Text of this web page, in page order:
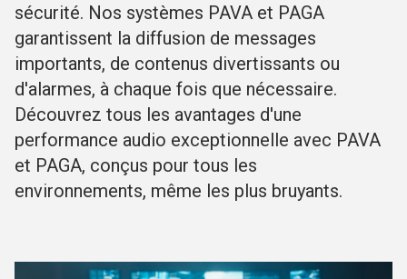
sécurité. Nos systèmes PAVA et PAGA
garantissent la diffusion de messages
importants, de contenus divertissants ou
d'alarmes, à chaque fois que nécessaire.
Découvrez tous les avantages d'une
performance audio exceptionnelle avec PAVA
et PAGA, conçus pour tous les
environnements, même les plus bruyants.